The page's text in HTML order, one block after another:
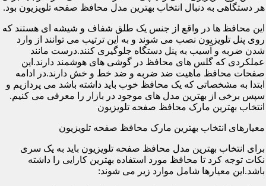
هر دستگاهی به دنبال انتخاب بهترین مدل محافظ صفحه تلویزیون بود.
این محافظ ها در واقع از جنس یک طلق شفاف و شیشه ای هستند که
روی پنل تلویزیون نصب می شوند و به این ترتیب می توانند از وارد
شدن ضربه و آسیب به پنل دستگاه جلوگیری کنند.درست مانند
عملکردی که گلس های محافظ در گوشی های هوشمند دارند.این
صفحات محافظ ماهیت ضد ضربه و ضد خط و خش دارند.در ادامه
ابتدا به مشخصاتی که یک محافظ خوب باید داشته باشد می پردازیم و
سپس برخی از بهترین مدل های موجود در بازار را معرفی می کنیم.
انتخاب بهترین مارک محافظ صفحه تلویزیون
معیارهای انتخاب بهترین مارک محافظ صفحه تلویزیون
برای انتخاب بهترین مدل محافظ صفحه تلویزیون باید به یک سری
نکات توجه کرد تا محافظ مورد استفاده بهترین کارایی را داشته
باشد.این معیارها شامل موارد زیر می شوند: